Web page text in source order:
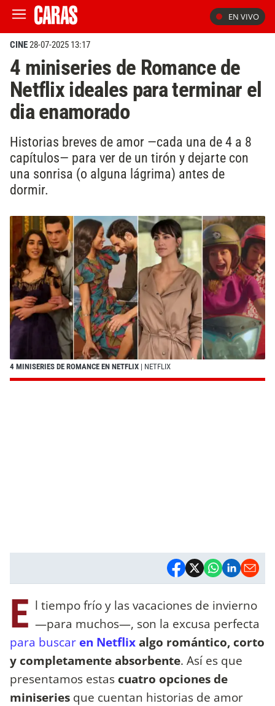
EN VIVO
CINE28-07-2025 13:17
4 miniseries de Romance de
Netflix ideales para terminar el
dia enamorado
Historias breves de amor —cada una de 4 a 8
capítulos— para ver de un tirón y dejarte con
una sonrisa (o alguna lágrima) antes de
dormir.
4 MINISERIES DE ROMANCE EN NETFLIX | NETFLIX
E l tiempo frío y las vacaciones de invierno
—para muchos—, son la excusa perfecta
para buscar en Netflixalgo romántico, corto
y completamente absorbente. Así es que
presentamos estas cuatro opciones de
miniseries que cuentan historias de amor